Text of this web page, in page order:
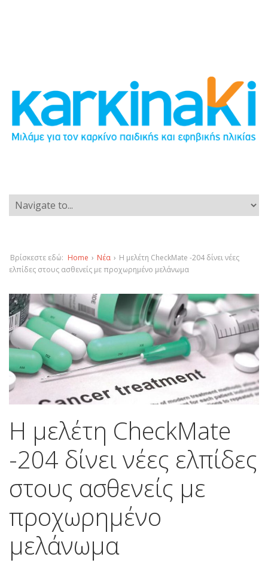
Βρίσκεστε εδώ: Home › Νέα › Η μελέτη CheckMate -204 δίνει νέες
ελπίδες στους ασθενείς με προχωρημένο μελάνωμα
Η μελέτη CheckMate
-204 δίνει νέες ελπίδες
στους ασθενείς με
προχωρημένο
μελάνωμα